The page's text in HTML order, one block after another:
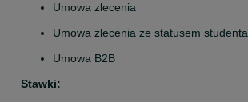
Umowa zlecenia
Umowa zlecenia ze statusem studenta
Umowa B2B
Stawki: